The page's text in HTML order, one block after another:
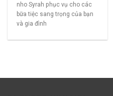
nho Syrah phục vụ cho các
bữa tiệc sang trọng của bạn
và gia đình